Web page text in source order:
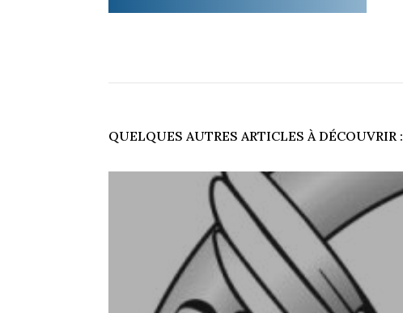
QUELQUES AUTRES ARTICLES À DÉCOUVRIR :